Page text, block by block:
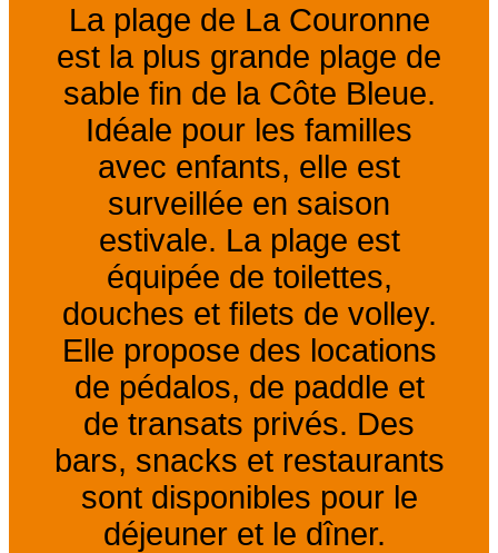
La plage de La Couronne
est la plus grande plage de
sable fin de la Côte Bleue.
Idéale pour les familles
avec enfants, elle est
surveillée en saison
estivale. La plage est
équipée de toilettes,
douches et filets de volley.
Elle propose des locations
de pédalos, de paddle et
de transats privés. Des
bars, snacks et restaurants
sont disponibles pour le
déjeuner et le dîner.